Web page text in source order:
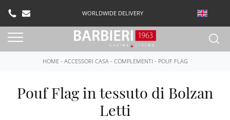
WORLDWIDE DELIVERY
HOME- ACCESSORI CASA- COMPLEMENTI - POUF FLAG
Pouf Flag in tessuto di Bolzan
Letti